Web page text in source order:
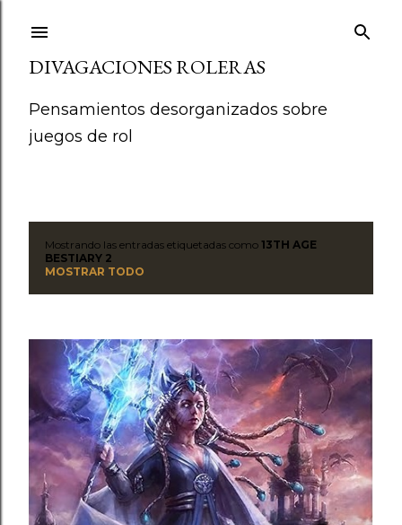
DIVAGACIONES ROLERAS
Pensamientos desorganizados sobre
juegos de rol
n
t
r
a
d
a
s
Mostrando las entradas etiquetadas como 13TH AGE
BESTIARY 2
MOSTRAR TODO